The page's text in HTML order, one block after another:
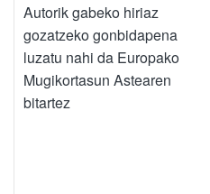
Autorik gabeko hiriaz
gozatzeko gonbidapena
luzatu nahi da Europako
Mugikortasun Astearen
bitartez